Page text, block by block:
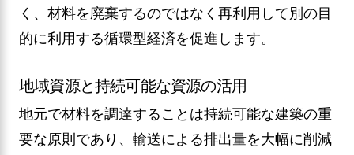
く、材料を廃棄するのではなく再利用して別の目
的に利用する循環型経済を促進します。
地域資源と持続可能な資源の活用
地元で材料を調達することは持続可能な建築の重
要な原則であり、輸送による排出量を大幅に削減